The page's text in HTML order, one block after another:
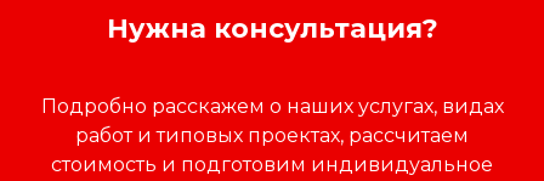
Нужна консультация?
Подробно расскажем о наших услугах, видах
работ и типовых проектах, рассчитаем
стоимость и подготовим индивидуальное